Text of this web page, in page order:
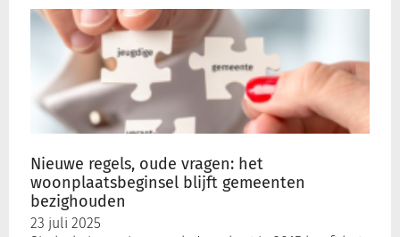
Nieuwe regels, oude vragen: het
woonplaatsbeginsel blijft gemeenten
bezighouden
23 juli 2025
regels,
woonplaatsbeginsel
blijft
gemeenten
bezighouden